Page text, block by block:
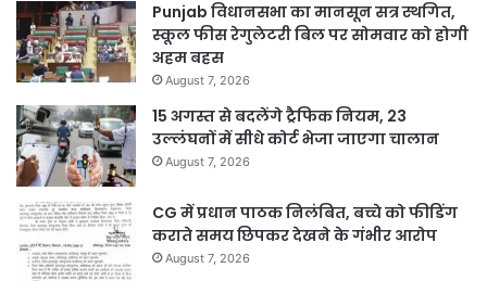
Punjab विधानसभा का मानसून सत्र स्थगित,
स्कूल फीस रेगुलेटरी बिल पर सोमवार को होगी
अहम बहस
August 7, 2026
15 अगस्त से बदलेंगे ट्रैफिक नियम, 23
उल्लंघनों में सीधे कोर्ट भेजा जाएगा चालान
August 7, 2026
CG में प्रधान पाठक निलंबित, बच्चे को फीडिंग
कराते समय छिपकर देखने के गंभीर आरोप
August 7, 2026